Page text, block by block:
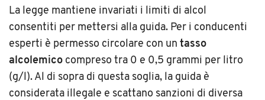
La legge mantiene invariati i limiti di alcol
consentiti per mettersi alla guida. Per i conducenti
esperti è permesso circolare con un tasso
alcolemico compreso tra 0 e 0,5 grammi per litro
(g/l). Al di sopra di questa soglia, la guida è
considerata illegale e scattano sanzioni di diversa